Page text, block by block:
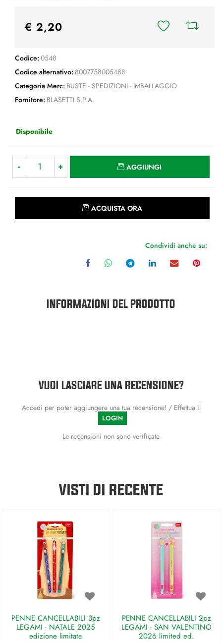
€ 2,20
Codice: 0548
Codice alternativo: 8007758005488
Categoria Merc: BUSTE - SPEDIZIONI - IMBALLAGGIO
Fornitore: BLASETTI S.P.A.
Disponibile
AGGIUNGI
ACQUISTA ORA
Condividi anche su:
INFORMAZIONI DEL PRODOTTO
VUOI LASCIARE UNA RECENSIONE?
Accedi per poter aggiungere una tua recensione! / Effettua il
LOGIN
Le recensioni non sono verificate
VISTI DI RECENTE
PENNE CANCELLABILI 3pz
LEGAMI - NATALE 2025
edizione limitata
PENNE CANCELLABILI 2pz
LEGAMI - SAN VALENTINO
2026 limited ed.